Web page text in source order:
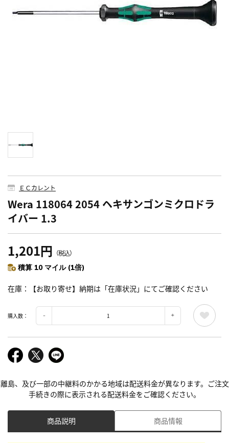
ＥＣカレント
Wera 118064 2054 ヘキサンゴンミクロドラ
イバー 1.3
1,201円 （税込）
積算 10 マイル (1倍)
在庫 【お取り寄せ】納期は「在庫状況」にてご確認ください
購入数：
離島、及び一部の中継料のかかる地域は配送料金が異なります。ご注文
手続きの際に表示される配送料金をご確認ください。
商品説明 商品情報